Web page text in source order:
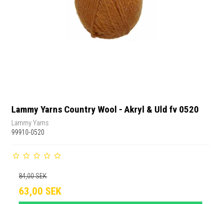
Lammy Yarns Country Wool - Akryl & Uld fv 0520
Lammy Yarns
99910-0520
84,00 SEK
63,00 SEK